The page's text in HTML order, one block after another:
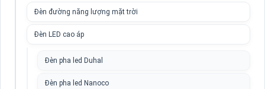
Đèn đường năng lượng mặt trời
Đèn LED cao áp
Đèn pha led Duhal
Đèn pha led Nanoco